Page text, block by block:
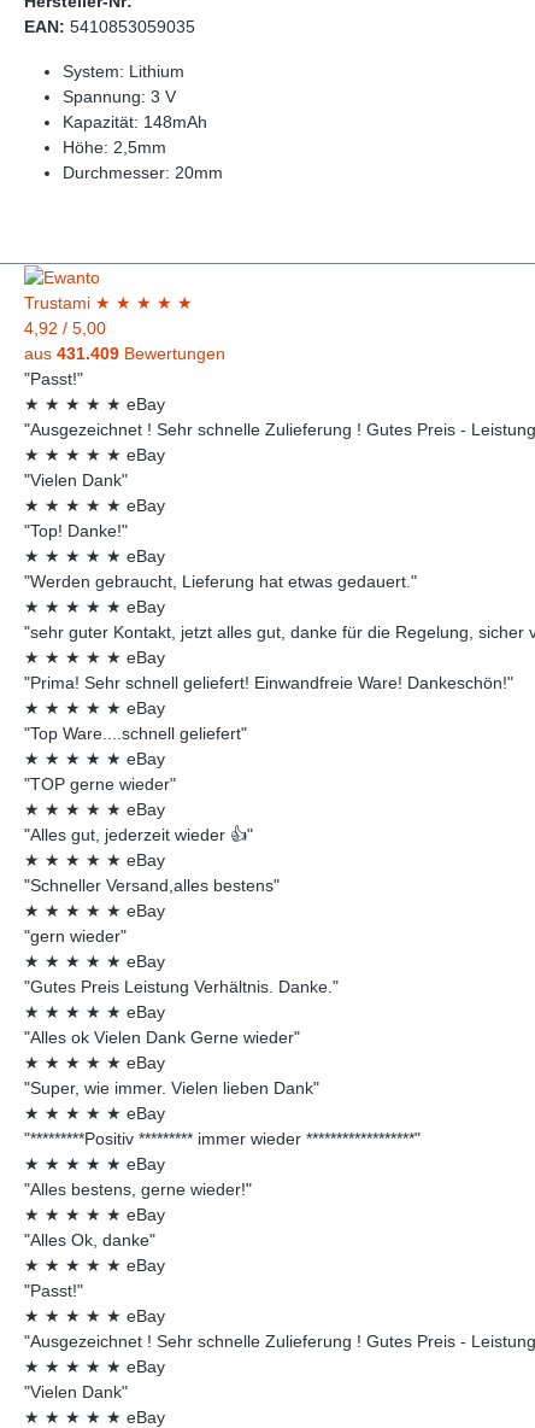
EAN: 5410853059035
System: Lithium
Spannung: 3 V
Kapazität: 148mAh
Höhe: 2,5mm
Durchmesser: 20mm
Trustami ★ ★ ★ ★ ★
4,92 / 5,00
aus 431.409 Bewertungen
"Passt!"
★ ★ ★ ★ ★ eBay
"Ausgezeichnet ! Sehr schnelle Zulieferung ! Gutes Preis -
★ ★ ★ ★ ★ eBay
"Vielen Dank"
★ ★ ★ ★ ★ eBay
"Top! Danke!"
★ ★ ★ ★ ★ eBay
"Werden gebraucht, Lieferung hat etwas gedauert."
★ ★ ★ ★ ★ eBay
"sehr guter Kontakt, jetzt alles gut, danke für die Regelung, sicher
★ ★ ★ ★ ★ eBay
"Prima! Sehr schnell geliefert! Einwandfreie Ware! Dankeschön!"
★ ★ ★ ★ ★ eBay
"Top Ware....schnell geliefert"
★ ★ ★ ★ ★ eBay
"TOP gerne wieder"
★ ★ ★ ★ ★ eBay
"Alles gut, jederzeit wieder 👍"
★ ★ ★ ★ ★ eBay
"Schneller Versand,alles bestens"
★ ★ ★ ★ ★ eBay
"gern wieder"
★ ★ ★ ★ ★ eBay
"Gutes Preis Leistung Verhältnis. Danke."
★ ★ ★ ★ ★ eBay
"Alles ok Vielen Dank Gerne wieder"
★ ★ ★ ★ ★ eBay
"Super, wie immer. Vielen lieben Dank"
★ ★ ★ ★ ★ eBay
"*********Positiv ********* immer wieder ******************"
★ ★ ★ ★ ★ eBay
"Alles bestens, gerne wieder!"
★ ★ ★ ★ ★ eBay
"Alles Ok, danke"
★ ★ ★ ★ ★ eBay
"Passt!"
★ ★ ★ ★ ★ eBay
"Ausgezeichnet ! Sehr schnelle Zulieferung ! Gutes Preis -
★ ★ ★ ★ ★ eBay
"Vielen Dank"
★ ★ ★ ★ ★ eBay